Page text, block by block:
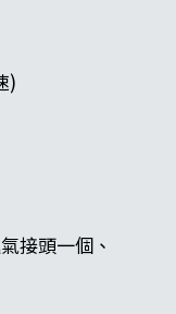
)
接頭一個、